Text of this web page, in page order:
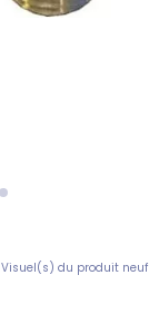
Visuel(s) du produit neuf